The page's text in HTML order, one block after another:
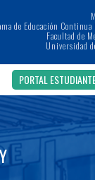
de Educación
Facultad de
Universidad
PORTAL